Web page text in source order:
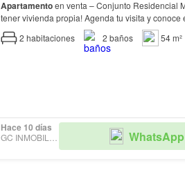
Apartamentoen venta – Conjunto Residencial
tener vivienda propia! Agenda tu visita y conoce
ubicación, confort y una excelente distribución
2 habitaciones 2 baños 54 m²
Hace 10 días
WhatsApp